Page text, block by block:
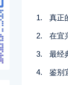
最经